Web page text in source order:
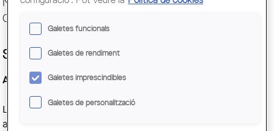
Cataleg Biblioteca
SERVEIS DE LA BIBLIOTECA
Accés i consulta
L’accés a les biblioteques del COAC és lliure per als
arquitectes col·legiats als col·legis d’Espanya i per als
Galetes funcionals
Galetes de rendiment
Galetes imprescindibles
Galetes de personalització